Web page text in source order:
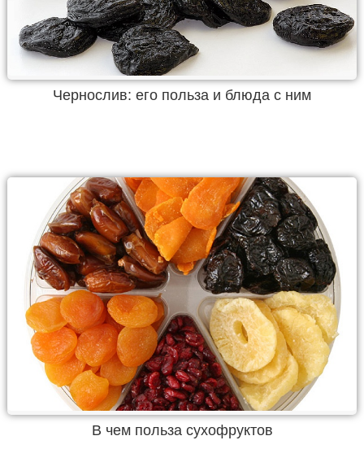
Чернослив: его польза и блюда с ним
В чем польза сухофруктов